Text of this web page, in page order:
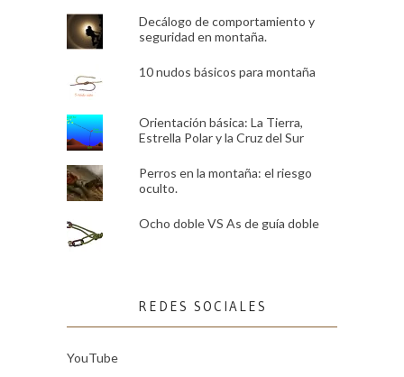
Decálogo de comportamiento y
seguridad en montaña.
10 nudos básicos para montaña
Orientación básica: La Tierra,
Estrella Polar y la Cruz del Sur
Perros en la montaña: el riesgo
oculto.
Ocho doble VS As de guía doble
REDES SOCIALES
YouTube